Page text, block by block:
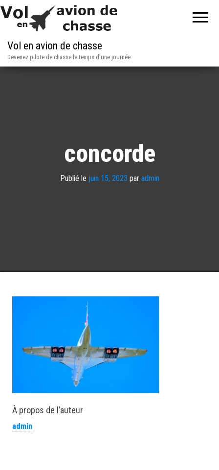
Vol en avion de chasse
Devenez pilote de chasse le temps d'une journée
concorde
Publié le juin 15, 2023 par admin
À propos de l’auteur
admin